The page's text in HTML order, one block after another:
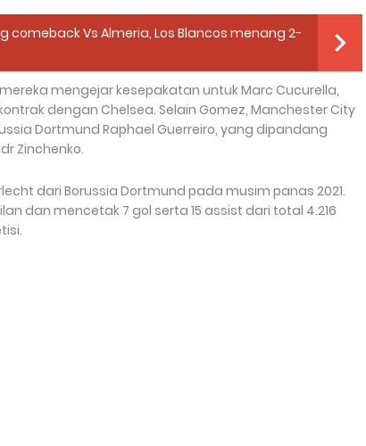
comeback Vs Almeria, Los Blancos menang 2-
mengejar kesepakatan untuk Marc Cucurella,
dengan Chelsea. Selain Gomez, Manchester City
Dortmund Raphael Guerreiro, yang dipandang
Zinchenko.
dari Borussia Dortmund pada musim panas 2021.
dan mencetak 7 gol serta 15 assist dari total 4.216